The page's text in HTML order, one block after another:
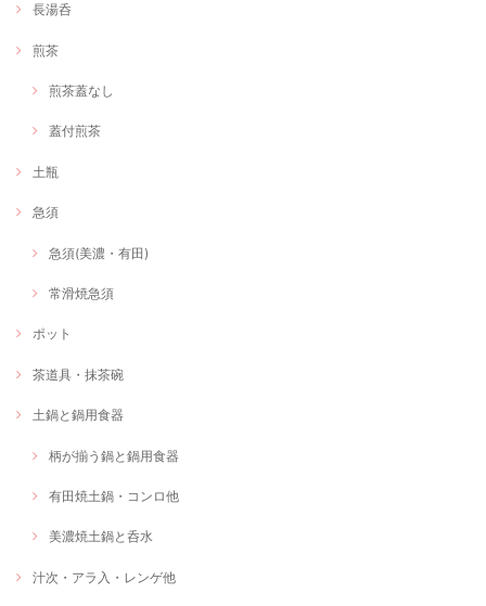
長湯呑
煎茶
煎茶蓋なし
蓋付煎茶
土瓶
急須
急須(美濃・有田)
常滑焼急須
ポット
茶道具・抹茶碗
土鍋と鍋用食器
柄が揃う鍋と鍋用食器
有田焼土鍋・コンロ他
美濃焼土鍋と呑水
汁次・アラ入・レンゲ他